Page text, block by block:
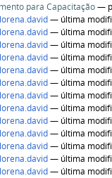
para Capacitação—
lorena.david— última
lorena.david— última
lorena.david— última
lorena.david— última
lorena.david— última
lorena.david— última
lorena.david— última
lorena.david— última
lorena.david— última
lorena.david— última
lorena.david— última
lorena.david— última
lorena.david— última